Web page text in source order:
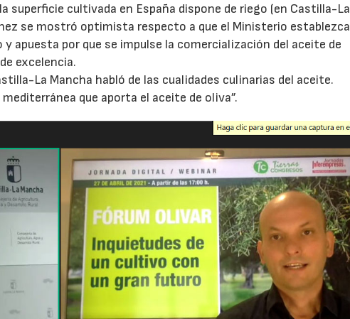
superficie cultivada en España dispone de riego (en Castilla-La
se mostró optimista respecto a que el Ministerio establezca
apuesta por que se impulse la comercialización del aceite de
excelencia.
La Mancha habló de las cualidades culinarias del aceite.
que aporta el aceite de oliva”.
22/07/2026 29/07/2026